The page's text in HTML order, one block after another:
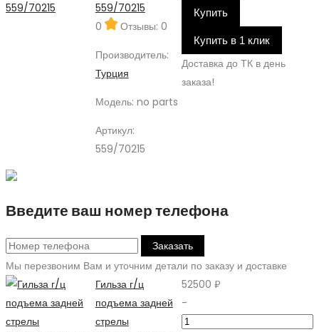
559/70215
0
Отзывы: 0
Производитель:
Турция
Модель: no parts
Артикул:
559/70215
Купить
Купить в 1 клик
Доставка до ТК в день
заказа!
Введите ваш номер телефона
Заказать
Мы перезвоним Вам и уточним детали по заказу и доставке
Гильза г/ц
подъема задней
стрелы
52500 ₽
-